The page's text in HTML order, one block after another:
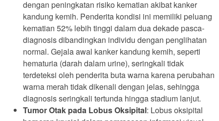
dengan peningkatan risiko kematian akibat kanker
kandung kemih. Penderita kondisi ini memiliki peluang
kematian 52% lebih tinggi dalam dua dekade pasca-
diagnosis dibandingkan individu dengan penglihatan
normal. Gejala awal kanker kandung kemih, seperti
hematuria (darah dalam urine), seringkali tidak
terdeteksi oleh penderita buta warna karena perubahan
warna merah tidak dikenali dengan jelas, sehingga
diagnosis seringkali tertunda hingga stadium lanjut.
Tumor Otak pada Lobus Oksipital: Lobus oksipital